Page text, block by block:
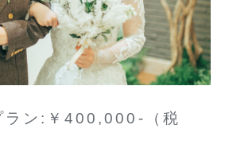
ラン:￥400,000-（税